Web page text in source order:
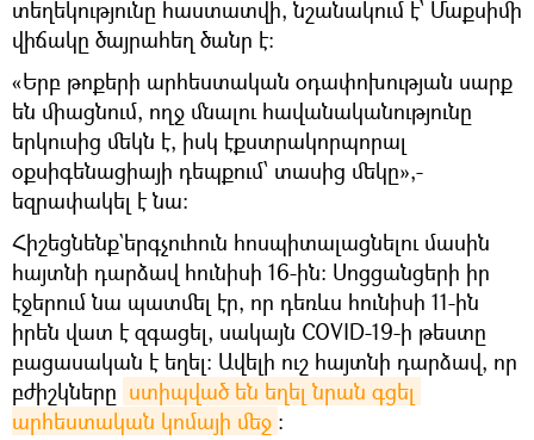
տեղեկությունը հաստատվի, նշանակում է՝ Մաքսիմի
վիճակը ծայրահեղ ծանր է։
«Երբ թոքերի արհեստական օդափոխության սարք
են միացնում, ողջ մնալու հավանականությունը
երկուսից մեկն է, իսկ էքստրակորպորալ
օքսիգենացիայի դեպքում՝ տասից մեկը»,-
եզրափակել է նա։
Հիշեցնենք`երգչուհուն հոսպիտալացնելու մասին
հայտնի դարձավ հունիսի 16-ին։ Սոցցանցերի իր
էջերում նա պատմել էր, որ դեռևս հունիսի 11-ին
իրեն վատ է զգացել, սակայն COVID-19-ի թեստը
բացասական է եղել: Ավելի ուշ հայտնի դարձավ, որ
բժիշկները ստիպված են եղել նրան գցել
արհեստական կոմայի մեջ ։